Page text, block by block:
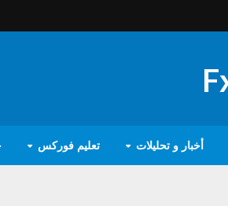
أخبار و تحليلات تعليم فوركس